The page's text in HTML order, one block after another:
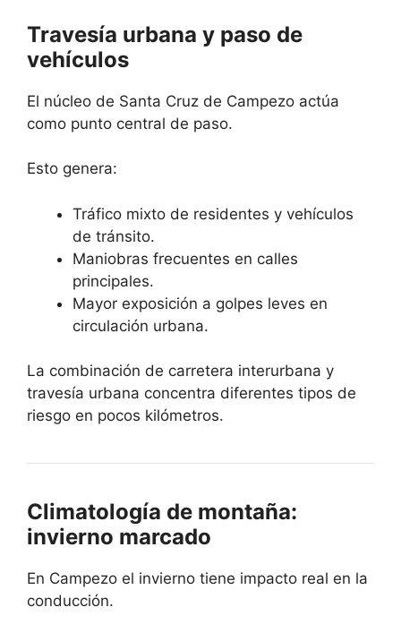
Travesía urbana y paso de
vehículos
El núcleo de Santa Cruz de Campezo actúa
como punto central de paso.
Esto genera:
Tráfico mixto de residentes y vehículos
de tránsito.
Maniobras frecuentes en calles
principales.
Mayor exposición a golpes leves en
circulación urbana.
La combinación de carretera interurbana y
travesía urbana concentra diferentes tipos de
riesgo en pocos kilómetros.
Climatología de montaña:
invierno marcado
En Campezo el invierno tiene impacto real en la
conducción.